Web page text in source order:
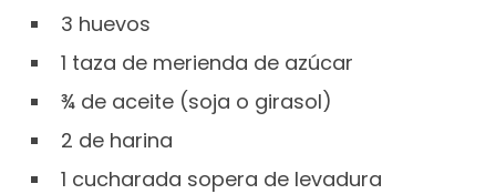
3 huevos
1 taza de merienda de azúcar
¾ de aceite (soja o girasol)
2 de harina
1 cucharada sopera de levadura